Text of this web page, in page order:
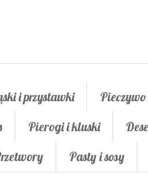
i przystawki Pieczywo
Pierogi i kluski
Pasty i sosy